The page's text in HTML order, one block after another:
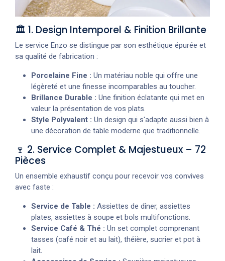
🏛️ 1. Design Intemporel & Finition Brillante
Le service Enzo se distingue par son esthétique épurée et
sa qualité de fabrication :
Porcelaine Fine : Un matériau noble qui offre une
légèreté et une finesse incomparables au toucher.
Brillance Durable : Une finition éclatante qui met en
valeur la présentation de vos plats.
Style Polyvalent : Un design qui s'adapte aussi bien à
une décoration de table moderne que traditionnelle.
🍷 2. Service Complet & Majestueux – 72
Pièces
Un ensemble exhaustif conçu pour recevoir vos convives
avec faste :
Service de Table : Assiettes de dîner, assiettes
plates, assiettes à soupe et bols multifonctions.
Service Café & Thé : Un set complet comprenant
tasses (café noir et au lait), théière, sucrier et pot à
lait.